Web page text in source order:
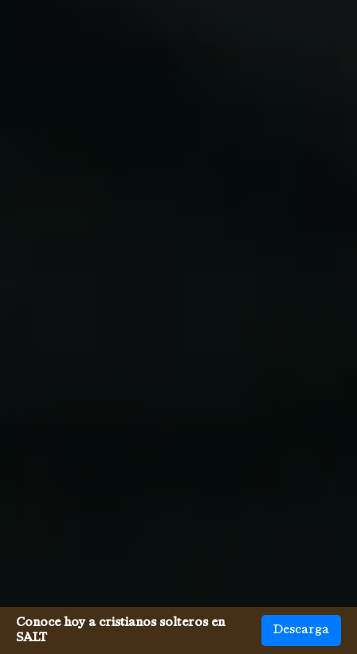
Conoce hoy a cristianos solteros en
SALT
Descarga